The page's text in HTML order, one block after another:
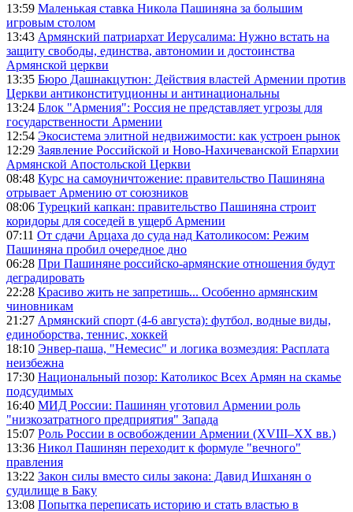
13:59 Маленькая ставка Никола Пашиняна за большим
игровым столом
13:43 Армянский патриархат Иерусалима: Нужно встать на
защиту свободы, единства, автономии и достоинства
Армянской церкви
13:35 Бюро Дашнакцутюн: Действия властей Армении против
Церкви антиконституционны и антинациональны
13:24 Блок "Армения": Россия не представляет угрозы для
государственности Армении
12:54 Экосистема элитной недвижимости: как устроен рынок
12:29 Заявление Российской и Ново-Нахичеванской Епархии
Армянской Апостольской Церкви
08:48 Курс на самоуничтожение: правительство Пашиняна
отрывает Армению от союзников
08:06 Турецкий капкан: правительство Пашиняна строит
коридоры для соседей в ущерб Армении
07:11 От сдачи Арцаха до суда над Католикосом: Режим
Пашиняна пробил очередное дно
06:28 При Пашиняне российско-армянские отношения будут
деградировать
22:28 Красиво жить не запретишь... Особенно армянским
чиновникам
21:27 Армянский спорт (4-6 августа): футбол, водные виды,
единоборства, теннис, хоккей
18:10 Энвер-паша, "Немесис" и логика возмездия: Расплата
неизбежна
17:30 Национальный позор: Католикос Всех Армян на скамье
подсудимых
16:40 МИД России: Пашинян уготовил Армении роль
"низкозатратного предприятия" Запада
15:07 Роль России в освобождении Армении (XVIII–XX вв.)
13:36 Никол Пашинян переходит к формуле "вечного"
правления
13:22 Закон силы вместо силы закона: Давид Ишханян о
судилище в Баку
13:08 Попытка переписать историю и стать властью в